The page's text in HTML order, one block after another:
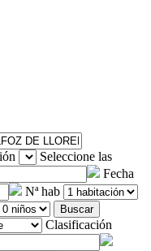
Seleccione las
Fecha
Nª hab
Buscar
Clasificación